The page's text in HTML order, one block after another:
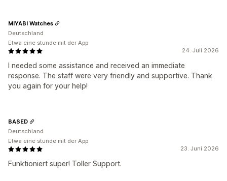
24. Juli 2026
I needed some assistance and received an immediate
response. The staff were very friendly and supportive. Thank
you again for your help!
MIYABI Watches
Deutschland
Etwa eine stunde mit der App
23. Juni 2026
Funktioniert super! Toller Support.
BASED
Deutschland
Etwa eine stunde mit der App